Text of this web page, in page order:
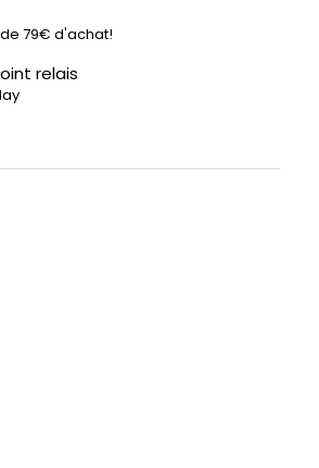
79€ d'achat!
relais